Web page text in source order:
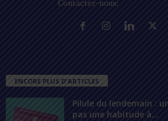
Contactez-nous:
ENCORE PLUS D'ARTICLES
Pilule du lendemain :
pas une habitude à...